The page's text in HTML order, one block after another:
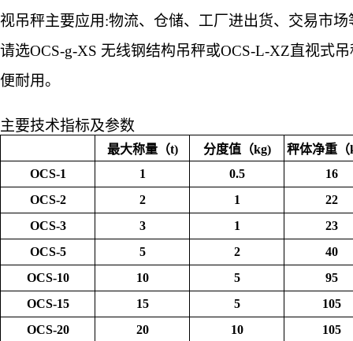
视吊秤主要应用:物流、仓储、工厂进出货、交易市
请选OCS-g-XS 无线钢结构吊秤或OCS-L-XZ直视式
便耐用。
主要技术指标及参数
最大称量（t) 分度值（kg)
秤体净重（
OCS-1
1 0.5
16
OCS-2
2 1
22
OCS-3
3 1
23
OCS-5
5 2
40
OCS-10
10 5
95
OCS-15
15 5
105
OCS-20
20 10
105